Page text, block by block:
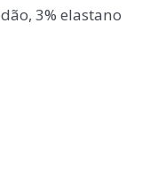
3% elastano